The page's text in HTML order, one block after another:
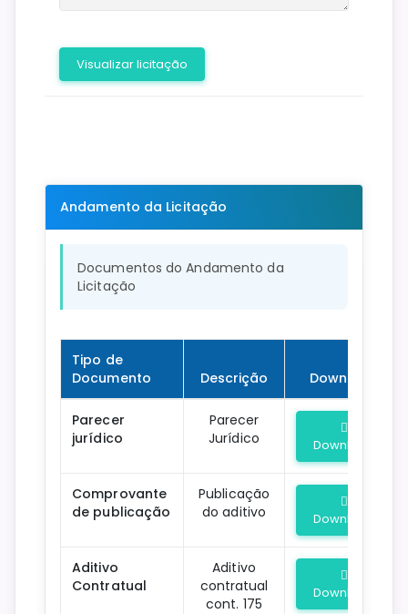
Visualizar licitação
Andamento da Licitação
Documentos do Andamento da
Licitação
Tipo de
Documento
Descrição Download
Parecer
jurídico
Parecer
Jurídico
Download
Comprovante
de publicação
Publicação
do aditivo
Download
Aditivo
Contratual
Aditivo
contratual
cont. 175
Download